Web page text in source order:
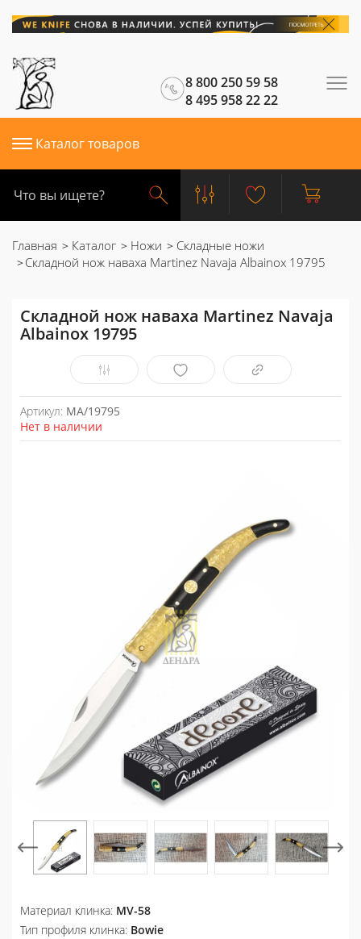
8 800 250 59 58
8 495 958 22 22
Каталог товаров
Главная Каталог Ножи
Складные ножи
Складной нож наваха Martinez Navaja Albainox 19795
Складной нож наваха Martinez Navaja
Albainox 19795
Артикул: MA/19795
Нет в наличии
Материал клинка: MV-58
Тип профиля клинка: Bowie